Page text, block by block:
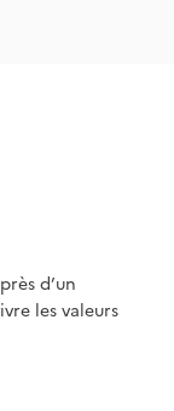
d’un
les valeurs